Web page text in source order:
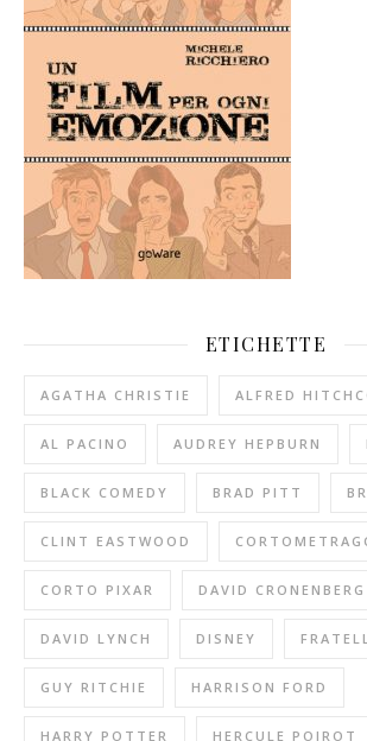
ETICHETTE
AGATHA CHRISTIE ALFRED
AL PACINO AUDREY HEPBURN
BLACK COMEDY BRAD PITT
CLINT EASTWOOD
CORTO PIXAR DAVID CRONENBERG
DAVID LYNCH DISNEY
GUY RITCHIE HARRISON FORD
HARRY POTTER HERCULE POIROT